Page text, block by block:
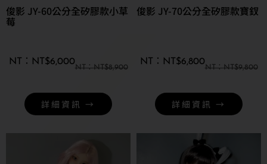
俊影 JY-60公分全矽膠款小草
莓
NT$8,900
NT$6,000
詳細資訊 →
俊影 JY-70公分全矽膠款寶釵
NT$9,800
NT$6,800
詳細資訊 →